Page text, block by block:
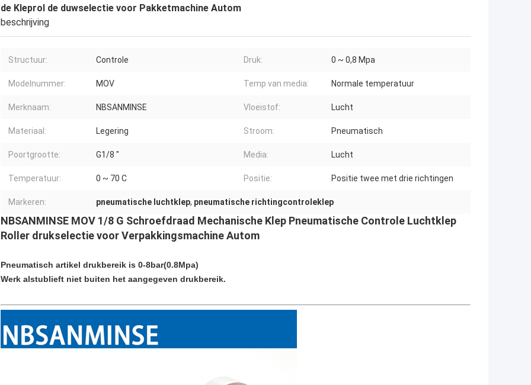
de Kleprol de duwselectie voor Pakketmachine Autom
beschrijving
Structuur: Controle Druk: 0 ~ 0,8 Mpa
Modelnummer: MOV Temp van media: Normale temperatuur
Merknaam: NBSANMINSE Vloeistof: Lucht
Materiaal: Legering Stroom: Pneumatisch
Poortgrootte: G1/8 " Media: Lucht
Temperatuur: 0 ~ 70 C Positie: Positie twee met drie richtingen
Markeren: pneumatische luchtklep, pneumatische richtingcontroleklep
NBSANMINSE MOV 1/8 G Schroefdraad Mechanische Klep Pneumatische Controle Luchtklep
Roller drukselectie voor Verpakkingsmachine Autom
Pneumatisch artikel drukbereik is 0-8bar(0.8Mpa)
Werk alstublieft niet buiten het aangegeven drukbereik.